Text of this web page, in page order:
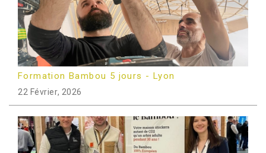
Formation Bambou 5 jours - Lyon
22 Février, 2026